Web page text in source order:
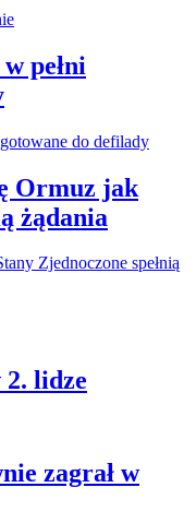
pełni
Ormuz jak
żądania
lidze
zagrał w